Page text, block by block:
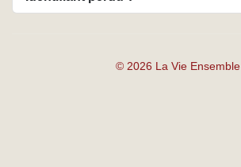
© 2026 La Vie Ensemble